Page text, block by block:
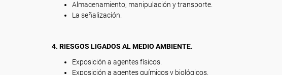
Almacenamiento, manipulación y transporte.
La señalización.
4. RIESGOS LIGADOS AL MEDIO AMBIENTE.
Exposición a agentes físicos.
Exposición a agentes químicos y biológicos.